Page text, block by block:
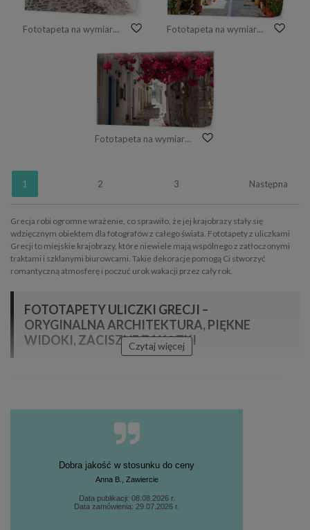
Fototapeta na wymiar typowa mała ulica na santorini w grecji na Cykladach Fototapeta na wymiar Wąska ulica w Retimno
Fototapeta na wymiar Aleja na Samos, Grecja
1 2 3 Następna
Grecja robi ogromne wrażenie, co sprawiło, że jej krajobrazy stały się
wdzięcznym obiektem dla fotografów z całego świata. Fototapety z uliczkami
Grecji to miejskie krajobrazy, które niewiele mają wspólnego z zatłoczonymi
traktami i szklanymi biurowcami. Takie dekoracje pomogą Ci stworzyć
romantyczną atmosferę i poczuć urok wakacji przez cały rok.
FOTOTAPETY ULICZKI GRECJI –
ORYGINALNA ARCHITEKTURA, PIĘKNE
WIDOKI, ZACISZNE ZAKĄTKI
które przenoszą zwiedzających do zupełnie innego świata.
jedne z charakterystycznych cech kojarzących się z greckimi miasteczkami.
Fototapety z tym motywem to doskonała dekoracja do małego salonu, kuchni
otwierają przestrzeń. Grafikę z uliczką w Grecji można wkomponować również
Czytaj więcej
Dobra jakość w stosunku do ceny
Anna B., Zawiercie
Data publikacji: 08.08.2026 r.
Data zamówienia: 29.07.2026 r.